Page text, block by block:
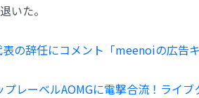
いた。
の辞任にコメント「meenoiの広告
プレーベルAOMGに電撃合流！ライ